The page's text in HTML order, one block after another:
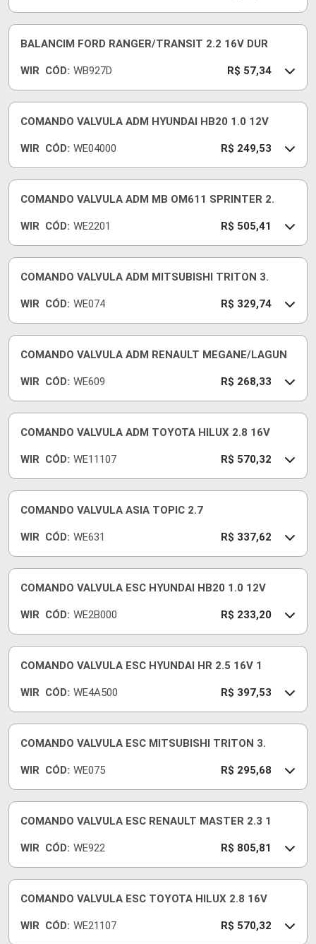
BALANCIM FORD RANGER/TRANSIT 2.2 16V DUR
WIR CÓD: WB927D R$ 57,34
COMANDO VALVULA ADM HYUNDAI HB20 1.0 12V
WIR CÓD: WE04000 R$ 249,53
COMANDO VALVULA ADM MB OM611 SPRINTER 2.
WIR CÓD: WE2201 R$ 505,41
COMANDO VALVULA ADM MITSUBISHI TRITON 3.
WIR CÓD: WE074 R$ 329,74
COMANDO VALVULA ADM RENAULT MEGANE/LAGUN
WIR CÓD: WE609 R$ 268,33
COMANDO VALVULA ADM TOYOTA HILUX 2.8 16V
WIR CÓD: WE11107 R$ 570,32
COMANDO VALVULA ASIA TOPIC 2.7
WIR CÓD: WE631 R$ 337,62
COMANDO VALVULA ESC HYUNDAI HB20 1.0 12V
WIR CÓD: WE2B000 R$ 233,20
COMANDO VALVULA ESC HYUNDAI HR 2.5 16V 1
WIR CÓD: WE4A500 R$ 397,53
COMANDO VALVULA ESC MITSUBISHI TRITON 3.
WIR CÓD: WE075 R$ 295,68
COMANDO VALVULA ESC RENAULT MASTER 2.3 1
WIR CÓD: WE922 R$ 805,81
COMANDO VALVULA ESC TOYOTA HILUX 2.8 16V
WIR CÓD: WE21107 R$ 570,32